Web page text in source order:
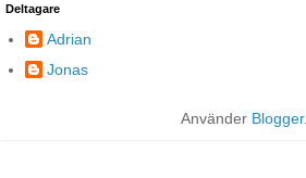
Deltagare
Adrian
Jonas
Använder Blogger.